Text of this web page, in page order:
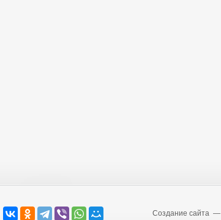
Создание сайта —